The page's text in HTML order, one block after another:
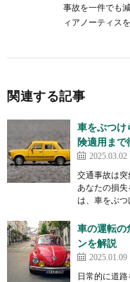
事故を一件でも
ィアノーティス
関連する記事
車をぶつけ
険適用まで
2025.03.02
交通事故は
あなたの損
は、車をぶ
車の運転の
ンを解説
2025.01.09
日常的に道